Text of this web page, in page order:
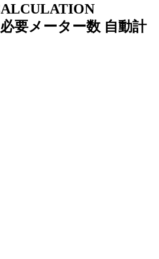
要メーター数 自動計